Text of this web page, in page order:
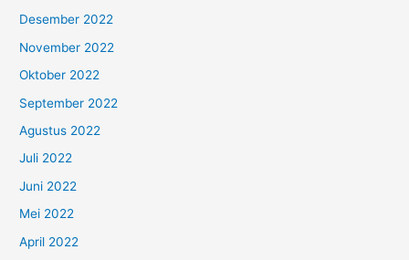
Desember 2022
November 2022
Oktober 2022
September 2022
Agustus 2022
Juli 2022
Juni 2022
Mei 2022
April 2022